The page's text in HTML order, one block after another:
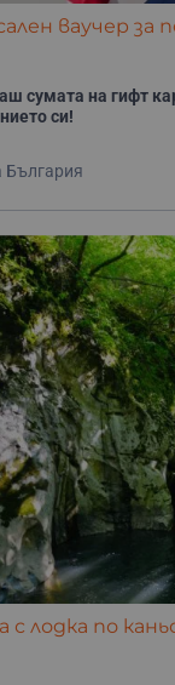
ваучер за
сумата на гифт
си!
България
с лодка по